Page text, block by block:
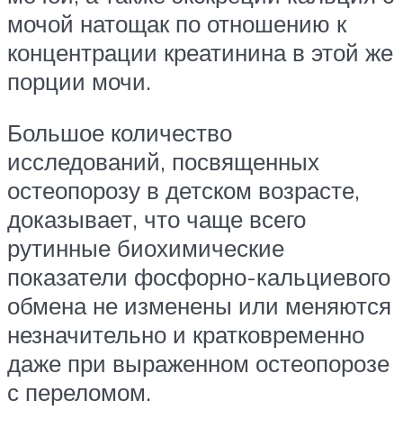
мочой натощак по отношению к
концентрации креатинина в этой же
порции мочи.
Большое количество
исследований, посвященных
остеопорозу в детском возрасте,
доказывает, что чаще всего
рутинные биохимические
показатели фосфорно-кальциевого
обмена не изменены или меняются
незначительно и кратковременно
даже при выраженном остеопорозе
с переломом.